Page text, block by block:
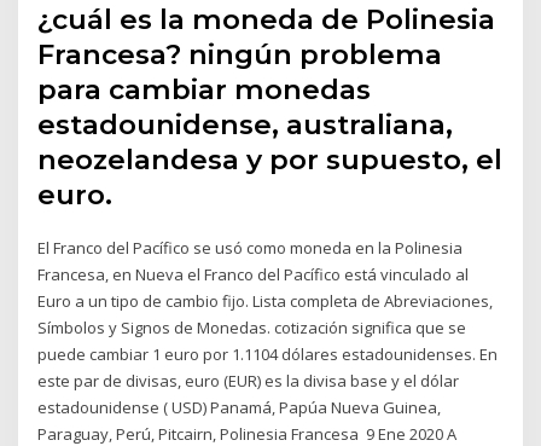
¿cuál es la moneda de Polinesia
Francesa? ningún problema
para cambiar monedas
estadounidense, australiana,
neozelandesa y por supuesto, el
euro.
El Franco del Pacífico se usó como moneda en la Polinesia
Francesa, en Nueva el Franco del Pacífico está vinculado al
Euro a un tipo de cambio fijo. Lista completa de Abreviaciones,
Símbolos y Signos de Monedas. cotización significa que se
puede cambiar 1 euro por 1.1104 dólares estadounidenses. En
este par de divisas, euro (EUR) es la divisa base y el dólar
estadounidense ( USD) Panamá, Papúa Nueva Guinea,
Paraguay, Perú, Pitcairn, Polinesia Francesa 9 Ene 2020 A